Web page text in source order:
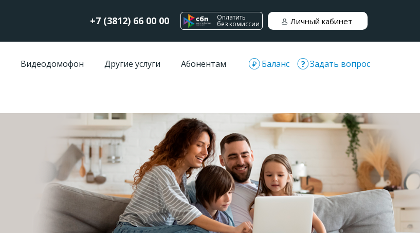
+7 (3812) 66 00 00 Оплатить
без комиссии Личный кабинет
Видеодомофон Другие услуги Абонентам Баланс Задать вопрос